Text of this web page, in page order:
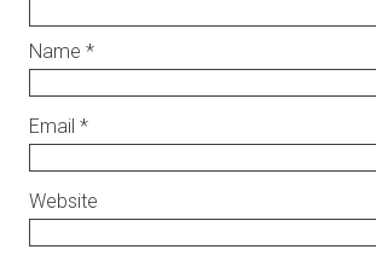
Name *
Email *
Website